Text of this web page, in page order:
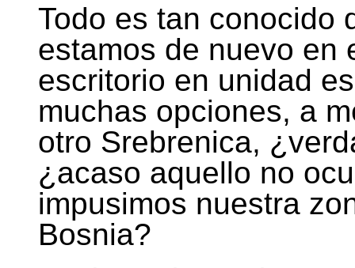
Todo es tan conocido
estamos de nuevo en
escritorio en unidad
muchas opciones, a
otro Srebrenica,
¿acaso aquello no
impusimos nuestra
Bosnia?